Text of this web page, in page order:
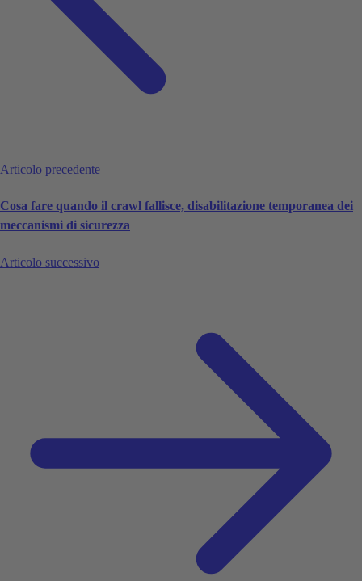
Articolo precedente
Cosa fare quando il crawl fallisce, disabilitazione temporanea dei
meccanismi di sicurezza
Articolo successivo